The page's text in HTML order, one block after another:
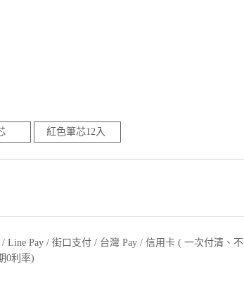
紅色筆芯12入
Line Pay / 街口支付 / 台灣 Pay / 信用卡 ( 一次付清、不
0利率)